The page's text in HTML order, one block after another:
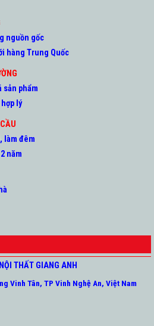
nguồn gốc
hàng Trung Quốc
sản phẩm
lý
làm đêm
năm
THẤT GIANG ANH
Vinh Tân, TP Vinh Nghệ An, Việt Nam